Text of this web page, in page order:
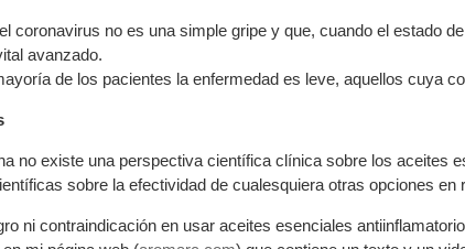
coronavirus no es una simple gripe y que, cuando el estado
avanzado.
de los pacientes la enfermedad es leve, aquellos cuya
no existe una perspectiva científica clínica sobre los aceites
sobre la efectividad de cualesquiera otras opciones en
ni contraindicación en usar aceites esenciales